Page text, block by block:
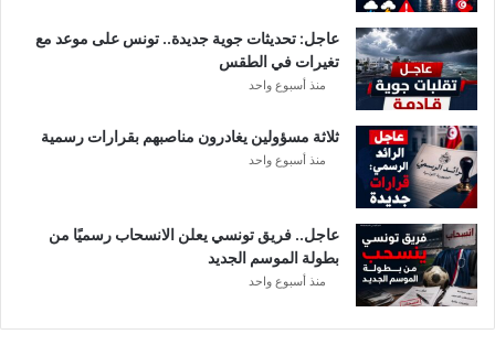
عاجل: تحديثات جوية جديدة.. تونس على موعد مع
تغيرات في الطقس
منذ أسبوع واحد
ثلاثة مسؤولين يغادرون مناصبهم بقرارات رسمية
منذ أسبوع واحد
عاجل.. فريق تونسي يعلن الانسحاب رسميًا من
بطولة الموسم الجديد
منذ أسبوع واحد